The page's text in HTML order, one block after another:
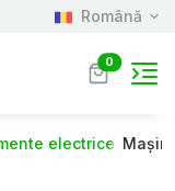
Română
0
electrice